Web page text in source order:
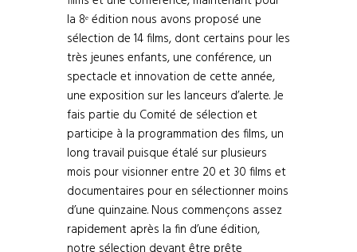
la 8ᵉ édition nous avons proposé une
sélection de 14 films, dont certains pour les
très jeunes enfants, une conférence, un
spectacle et innovation de cette année,
une exposition sur les lanceurs d’alerte. Je
fais partie du Comité de sélection et
participe à la programmation des films, un
long travail puisque étalé sur plusieurs
mois pour visionner entre 20 et 30 films et
documentaires pour en sélectionner moins
d’une quinzaine. Nous commençons assez
rapidement après la fin d’une édition,